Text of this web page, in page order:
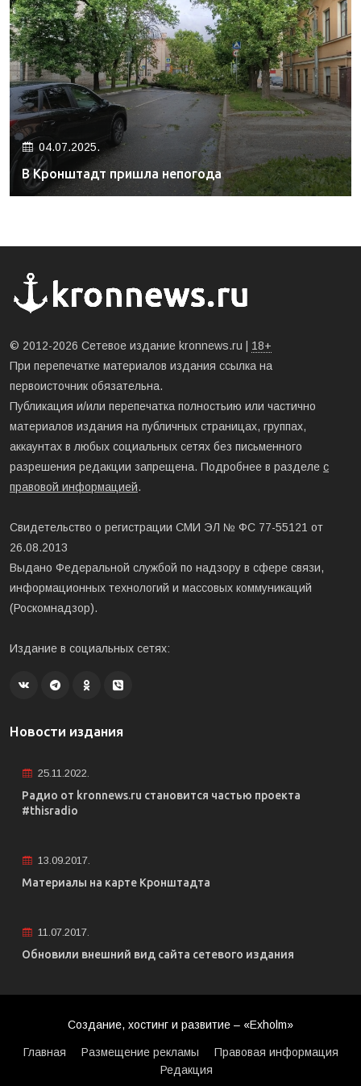
04.07.2025.
В Кронштадт пришла непогода
© 2012-2026 Сетевое издание kronnews.ru | 18+
При перепечатке материалов издания ссылка на
первоисточник обязательна.
Публикация и/или перепечатка полностьию или частично
материалов издания на публичных страницах, группах,
аккаунтах в любых социальных сетях без письменного
разрешения редакции запрещена. Подробнее в разделе с
правовой информацией.
Свидетельство о регистрации СМИ ЭЛ № ФС 77-55121 от
26.08.2013
Выдано Федеральной службой по надзору в сфере связи,
информационных технологий и массовых коммуникаций
(Роскомнадзор).
Издание в социальных сетях:
Новости издания
25.11.2022.
Радио от kronnews.ru становится частью проекта
#thisradio
13.09.2017.
Материалы на карте Кронштадта
11.07.2017.
Обновили внешний вид сайта сетевого издания
Создание, хостинг и развитие – «Exholm»
Главная Размещение рекламы
Правовая информация
Редакция